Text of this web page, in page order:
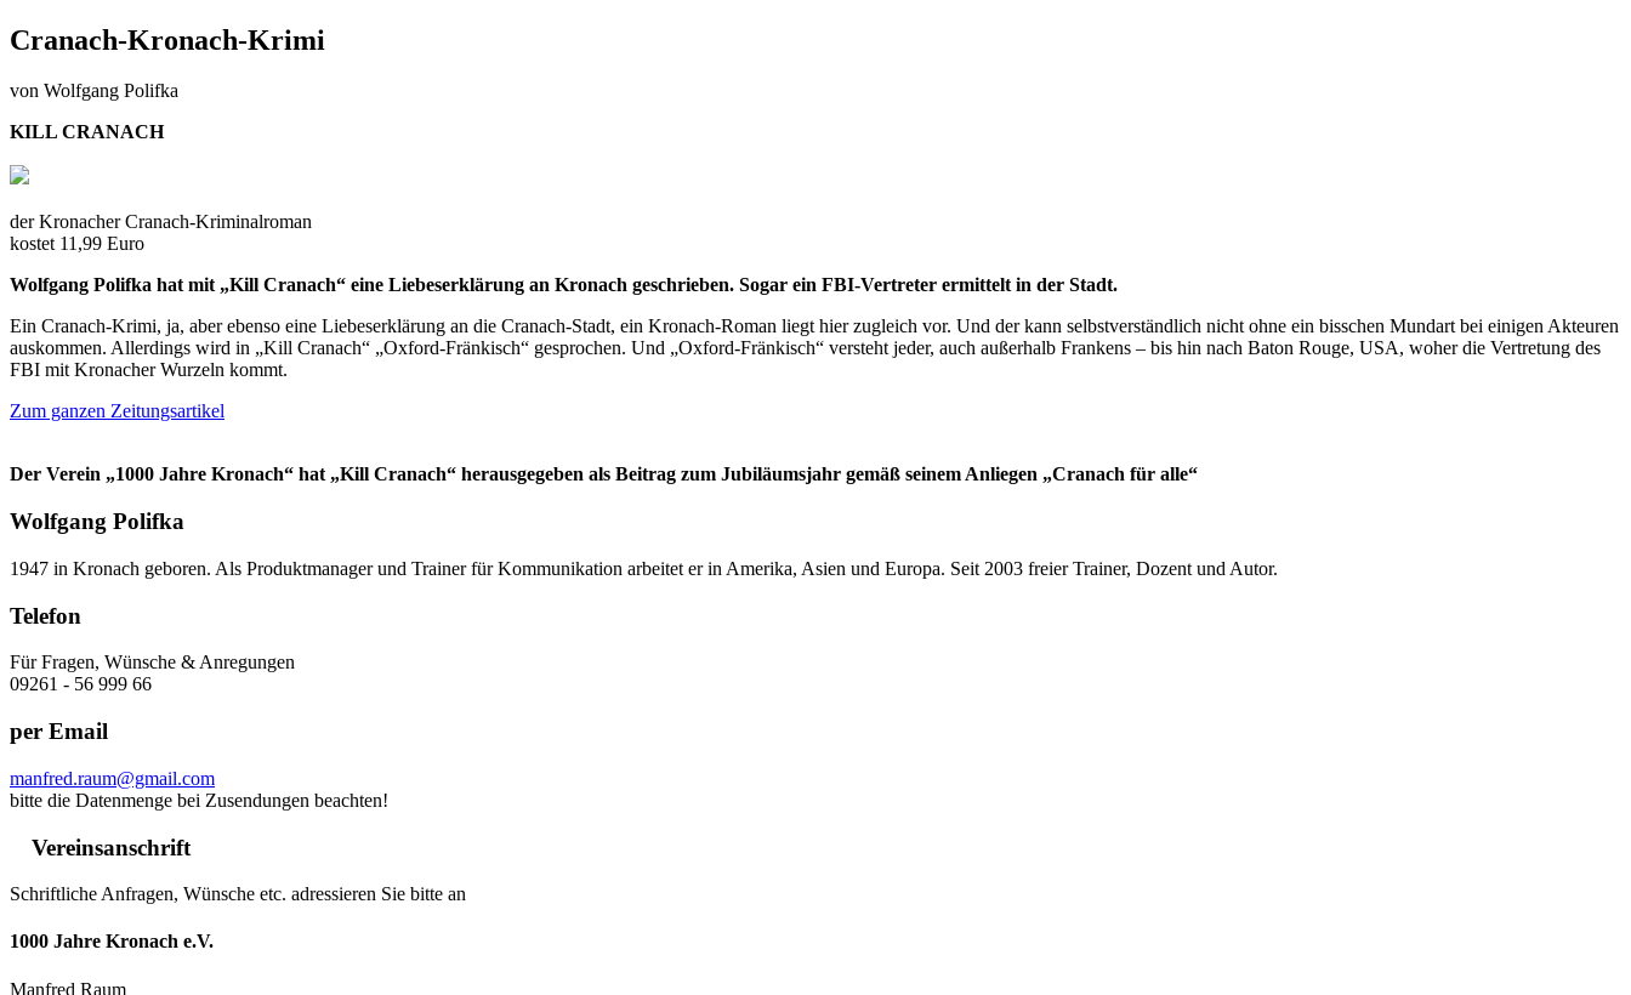
Cranach-Kronach-Krimi
von Wolfgang Polifka
KILL CRANACH
der Kronacher Cranach-Kriminalroman
kostet 11,99 Euro
Wolfgang Polifka hat mit „Kill Cranach“ eine Liebeserklärung an Kronach geschrieben. Sogar ein FBI-Vertreter ermittelt in der Stadt.
Ein Cranach-Krimi, ja, aber ebenso eine Liebeserklärung an die Cranach-Stadt, ein Kronach-Roman liegt hier zugleich vor. Und der kann selbstverständlich nicht ohne ein bisschen Mundart bei einigen Akteuren
auskommen. Allerdings wird in „Kill Cranach“ „Oxford-Fränkisch“ gesprochen. Und „Oxford-Fränkisch“ versteht jeder, auch außerhalb Frankens – bis hin nach Baton Rouge, USA, woher die Vertretung des
FBI mit Kronacher Wurzeln kommt.
Zum ganzen Zeitungsartikel
Der Verein „1000 Jahre Kronach“ hat „Kill Cranach“ herausgegeben als Beitrag zum Jubiläumsjahr gemäß seinem Anliegen „Cranach für alle“
Wolfgang Polifka
1947 in Kronach geboren. Als Produktmanager und Trainer für Kommunikation arbeitet er in Amerika, Asien und Europa. Seit 2003 freier Trainer, Dozent und Autor.
Telefon
Für Fragen, Wünsche & Anregungen
09261 - 56 999 66
per Email
manfred.raum@gmail.com
bitte die Datenmenge bei Zusendungen beachten!
Vereinsanschrift
Schriftliche Anfragen, Wünsche etc. adressieren Sie bitte an
1000 Jahre Kronach e.V.
Manfred Raum